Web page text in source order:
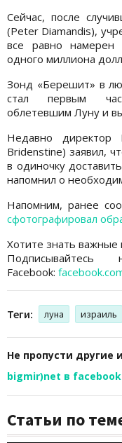
Сейчас, после
(Peter Diamandis),
все равно намерен
одного миллиона
Зонд «Берешит» в
стал первым
облетевшим Луну и
Недавно директор
Bridenstine) заявил,
в одиночку
напомнил о
Напомним, ранее
сфотографировал
Хотите знать важные
Facebook:
Теги: луна израиль
Не пропусти другие
bigmir)net в facebook
Статьи по